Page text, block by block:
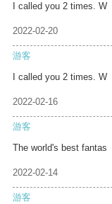
I called you 2 times. W
2022-02-20
游客
I called you 2 times. W
2022-02-16
游客
The world's best fantas
2022-02-14
游客